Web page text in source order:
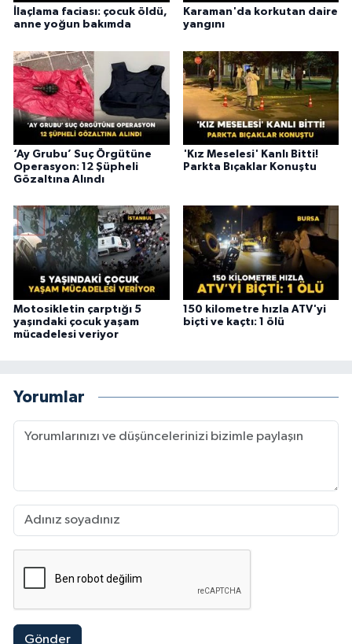
İlaçlama faciası: çocuk öldü,
anne yoğun bakımda
Karaman'da korkutan daire
yangını
‘Ay Grubu’ Suç Örgütüne
Operasyon: 12 Şüpheli
Gözaltına Alındı
'Kız Meselesi' Kanlı Bitti!
Parkta Bıçaklar Konuştu
Motosikletin çarptığı 5
yaşındaki çocuk yaşam
mücadelesi veriyor
150 kilometre hızla ATV'yi
biçti ve kaçtı: 1 ölü
Yorumlar
Gönder